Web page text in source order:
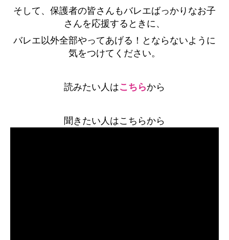
そして、保護者の皆さんもバレエばっかりなお子
さんを応援するときに、
バレエ以外全部やってあげる！とならないように
気をつけてください。
読みたい人はこちらから
聞きたい人はこちらから